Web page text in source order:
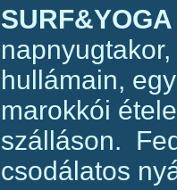
hullámain,
marokkói
szálláson.
csodálatos